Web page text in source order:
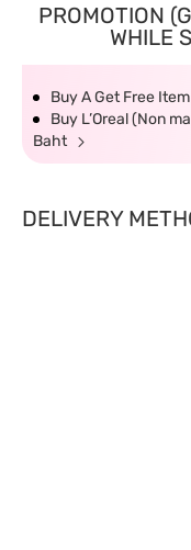
PROMOTION
WHILE
Buy A Get Free
Buy L’Oreal (Non
Baht
DELIVERY